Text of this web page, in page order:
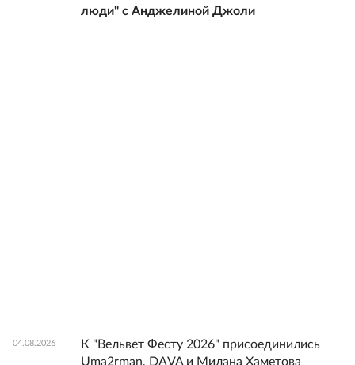
люди" с Анджелиной Джоли
04.08.2026
К "Вельвет Фесту 2026" присоединились
Uma2rman, DAVA и Милана Хаметова